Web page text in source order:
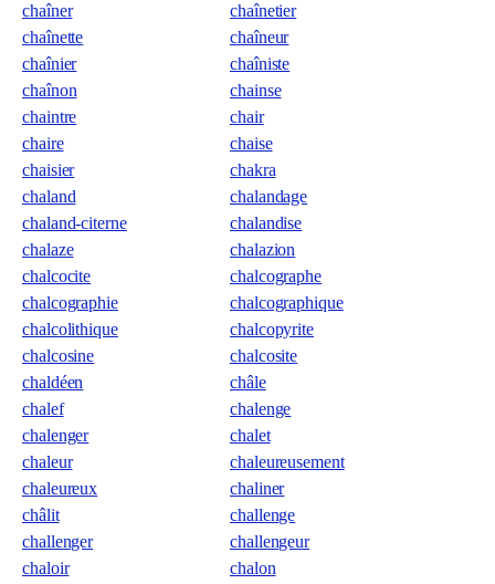
chaîner
chaînetier
chaînette
chaîneur
chaînier
chaîniste
chaînon
chainse
chaintre
chair
chaire
chaise
chaisier
chakra
chaland
chalandage
chaland-citerne
chalandise
chalaze
chalazion
chalcocite
chalcographe
chalcographie
chalcographique
chalcolithique
chalcopyrite
chalcosine
chalcosite
chaldéen
châle
chalef
chalenge
chalenger
chalet
chaleur
chaleureusement
chaleureux
chaliner
châlit
challenge
challenger
challengeur
chaloir
chalon